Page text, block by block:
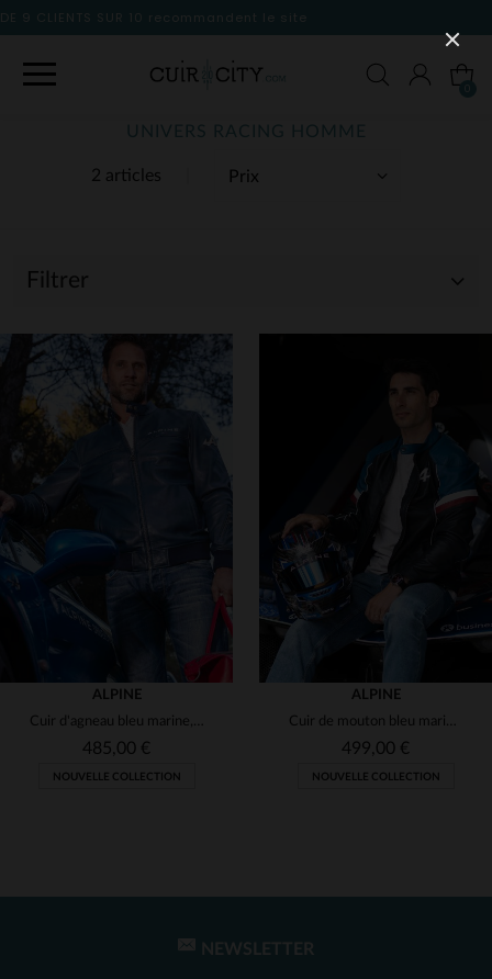
site
2 articles
UNIVERS RACING HOMME
Filtrer
(2)
TAILLES DISPONIBLES
ALPINE
Cuir d'agneau bleu marine, col motard.Léger et élégant pour la ville.
485,00 €
NOUVELLE COLLECTION
TAILLES DISPONIBLES
S
ALPINE
Cuir de mouton bleu marine, style motard et confort intemporel.
499,00 €
NOUVELLE COLLECTION
NEWSLETTER